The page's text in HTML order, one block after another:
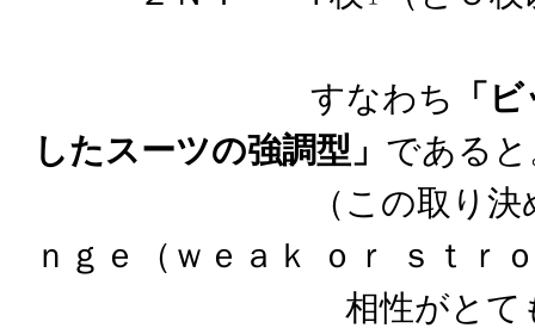
すなわち
「
したスーツの強調型」 である
（この取り決めは
ｎｇｅ（ｗｅａｋ ｏｒ ｓｔｒ
相性がとても良い